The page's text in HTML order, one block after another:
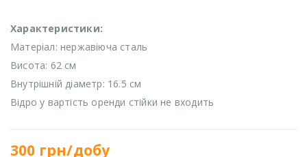
Характеристики:
Матеріал: нержавіюча сталь
Висота: 62 см
Внутрішній діаметр: 16.5 см
Відро у вартість оренди стійки не входить
300 грн/добу